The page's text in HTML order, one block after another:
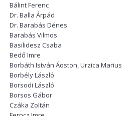
Bálint Ferenc
Dr. Balla Árpád
Dr. Barabás Dénes
Barabás Vilmos
Basilidesz Csaba
Bedő Imre
Borbáth István Áoston, Urzica Marius
Borbély László
Borsodi László
Borsos Gábor
Czáka Zoltán